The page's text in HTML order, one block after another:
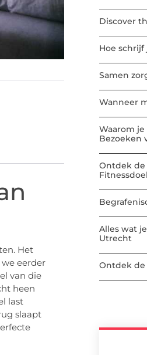
Het
eerder
van die
heen
last
slaapt
Discover
Hoe
Samen
Wanneer
Waarom
Bezoeken
Ontdek de
Alles wat
Utrecht
Ontdek